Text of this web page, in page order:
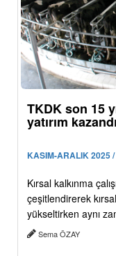
TKDK son 15
yatırım
KASIM-ARALIK 2025
Kırsal kalkınma
çeşitlendirerek
yükseltirken aynı
Sema ÖZAY